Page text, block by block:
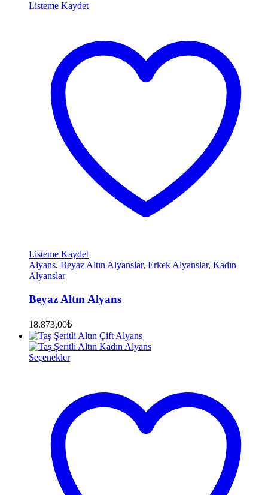
Listeme Kaydet
Listeme Kaydet
Alyans, Beyaz Altın Alyanslar, Erkek Alyanslar, Kadın
Alyanslar
Beyaz Altın Alyans
18.873,00₺
Seçenekler